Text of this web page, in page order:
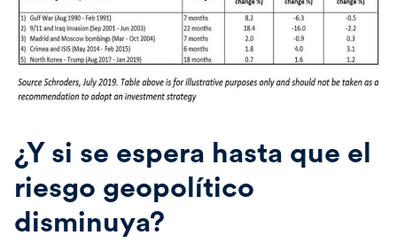
¿Y si se espera hasta que el
riesgo geopolítico
disminuya?